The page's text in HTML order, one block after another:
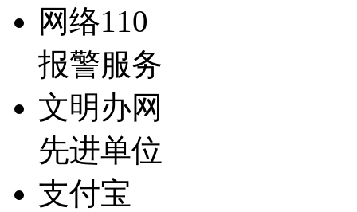
网络110
报警服务
文明办网
先进单位
支付宝